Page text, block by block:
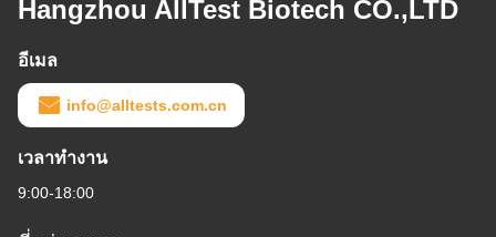
Hangzhou AllTest Biotech CO.,LTD
อีเมล
info@alltests.com.cn
เวลาทํางาน
9:00-18:00